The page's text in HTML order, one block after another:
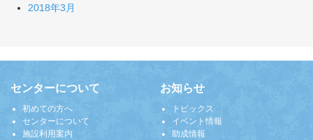
2018年3月
センターについて
初めての方へ
センターについて
施設利用案内
お知らせ
トピックス
イベント情報
助成情報